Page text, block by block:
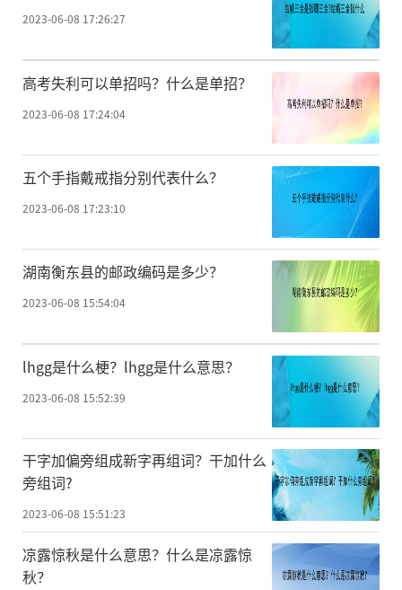
2023-06-08 17:26:27
高考失利可以单招吗？什么是单招？
2023-06-08 17:24:04
五个手指戴戒指分别代表什么？
2023-06-08 17:23:10
湖南衡东县的邮政编码是多少？
2023-06-08 15:54:04
lhgg是什么梗？lhgg是什么意思？
2023-06-08 15:52:39
干字加偏旁组成新字再组词？干加什么
旁组词?
2023-06-08 15:51:23
凉露惊秋是什么意思？什么是凉露惊
秋？